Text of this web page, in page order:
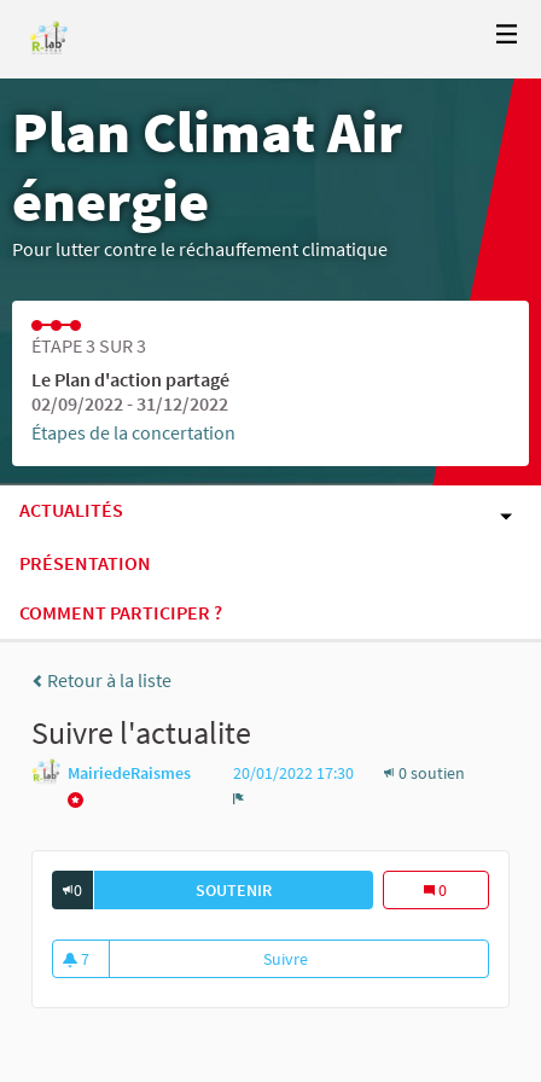
Plan Climat Air
énergie
Pour lutter contre le réchauffement climatique
ÉTAPE 3 SUR 3
Le Plan d'action partagé
02/09/2022 - 31/12/2022
Étapes de la concertation
ACTUALITÉS
PRÉSENTATION
COMMENT PARTICIPER ?
Retour à la liste
Suivre l'actualite
MairiedeRaismes 20/01/2022 17:30
0 soutien
0 SOUTENIRSUIVRE L&#39;ACTUALITE
0
7
7 abonnés
SuivreSuivre l'actualite